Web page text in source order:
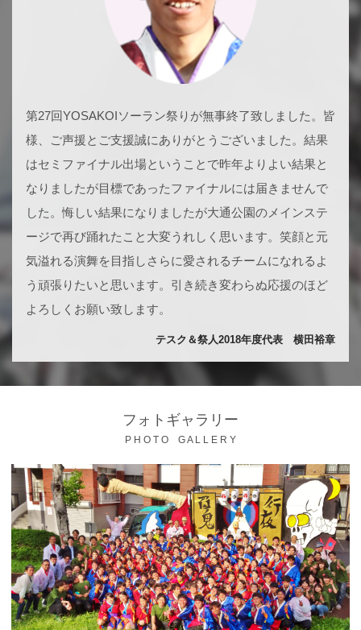
第27回YOSAKOIソーラン祭りが無事終了致しました。皆
様、ご声援とご支援誠にありがとうございました。結果
はセミファイナル出場ということで昨年よりよい結果と
なりましたが目標であったファイナルには届きませんで
した。悔しい結果になりましたが大通公園のメインステ
ージで再び踊れたこと大変うれしく思います。笑顔と元
気溢れる演舞を目指しさらに愛されるチームになれるよ
う頑張りたいと思います。引き続き変わらぬ応援のほど
よろしくお願い致します。
テスク＆祭人2018年度代表 横田裕章
フォトギャラリー
P H O T O G A L L E R Y